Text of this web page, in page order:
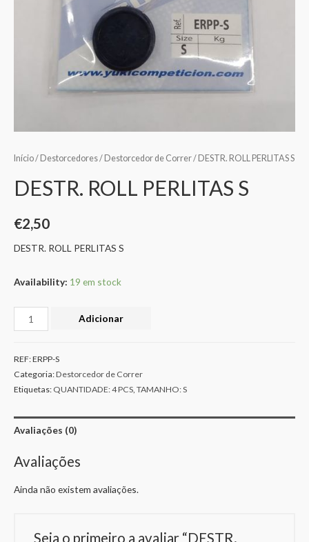
Início/ Destorcedores/ Destorcedor de Correr/ DESTR. ROLL PERLITAS S
DESTR. ROLL PERLITAS S
€2,50
DESTR. ROLL PERLITAS S
Availability: 19 em stock
Adicionar
REF:ERPP-S
Categoria:Destorcedor de Correr
Etiquetas: QUANTIDADE: 4 PCS TAMANHO: S
Avaliações (0)
Avaliações
Ainda não existem avaliações.
Seja o primeiro a avaliar “DESTR.